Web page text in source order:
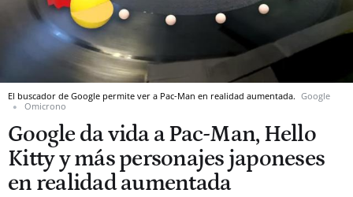
El buscador de Google permite ver a Pac-Man en realidad aumentada. Google
Omicrono
Google da vida a Pac-Man, Hello
Kitty y más personajes japoneses
en realidad aumentada